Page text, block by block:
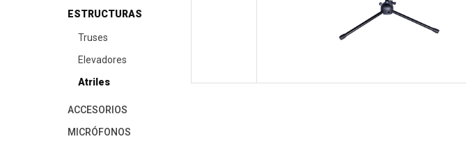
ESTRUCTURAS
Truses
Elevadores
Atriles
ACCESORIOS
MICRÓFONOS